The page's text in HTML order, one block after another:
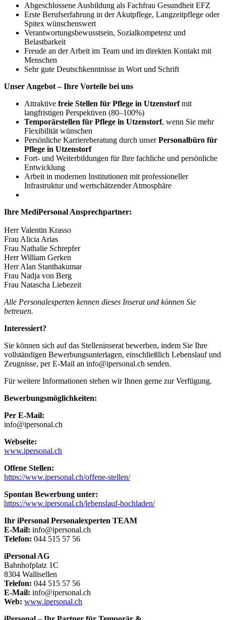
Abgeschlossene Ausbildung als Fachfrau Gesundheit EFZ
Erste Berufserfahrung in der Akutpflege, Langzeitpflege oder
Spitex wünschenswert
Verantwortungsbewusstsein, Sozialkompetenz und
Belastbarkeit
Freude an der Arbeit im Team und im direkten Kontakt mit
Menschen
Sehr gute Deutschkenntnisse in Wort und Schrift
Unser Angebot – Ihre Vorteile bei uns
Attraktive freie Stellen für Pflege in Utzenstorfmit
langfristigen Perspektiven (80–100%)
Temporärstellen für Pflege in Utzenstorf, wenn Sie mehr
Flexibilität wünschen
Persönliche Karriereberatung durch unserPersonalbüro für
Pflege in Utzenstorf
Fort- und Weiterbildungen für Ihre fachliche und persönliche
Entwicklung
Arbeit in modernen Institutionen mit professioneller
Infrastruktur und wertschätzender Atmosphäre
Ihre MediPersonal Ansprechpartner:
Herr Valentin Krasso
Frau Alicia Arias
Frau Nathalie Schrepfer
Herr William Gerken
Herr Alan Stanthakumar
Frau Nadja von Berg
Frau Natascha Liebezeit
Alle Personalexperten kennen dieses Inserat und können Sie
betreuen.
Interessiert?
Sie können sich auf das Stelleninserat bewerben, indem Sie Ihre
vollständigen Bewerbungsunterlagen, einschließlich Lebenslauf und
Zeugnisse, per E-Mail an info@ipersonal.ch senden.
Für weitere Informationen stehen wir Ihnen gerne zur Verfügung.
Bewerbungsmöglichkeiten:
Per E-Mail:
info@ipersonal.ch
Webseite:
www.ipersonal.ch
Offene Stellen:
https://www.ipersonal.ch/offene-stellen/
Spontan Bewerbung unter:
https://www.ipersonal.ch/lebenslauf-hochladen/
Ihr iPersonal Personalexperten TEAM
E-Mail: info@ipersonal.ch
Telefon: 044 515 57 56
iPersonal AG
Bahnhofplatz 1C
8304 Wallisellen
Telefon: 044 515 57 56
E-Mail: info@ipersonal.ch
Web: www.ipersonal.ch